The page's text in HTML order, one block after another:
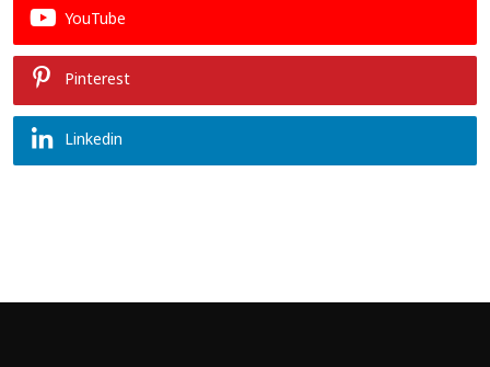
YouTube
Pinterest
Linkedin